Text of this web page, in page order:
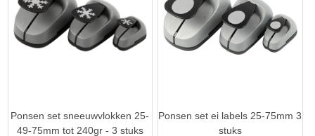
Ponsen set sneeuwvlokken 25-
49-75mm tot 240gr - 3 stuks
Ponsen set ei labels 25-75mm 3
stuks